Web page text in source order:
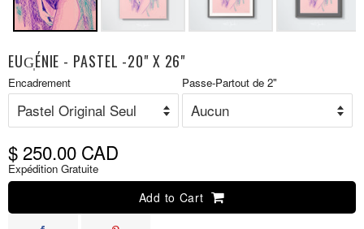
EUG̩ÉNIE - PASTEL -20" X 26"
Prix
réduit
Encadrement Passe-Partout de 2"
$ 250.00 CAD
Expédition Gratuite
Add to Cart